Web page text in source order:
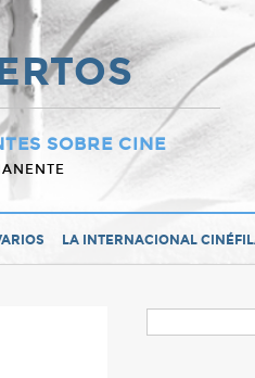
SOBRE CINE
LA INTERNACIONAL